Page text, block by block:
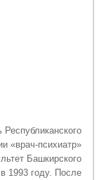
«врач-психиатр»
Башкирского
1993 году. После